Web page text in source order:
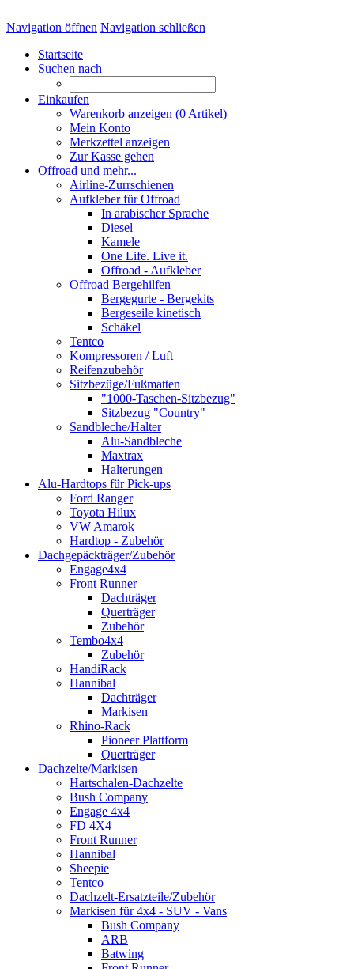
Navigation öffnen Navigation schließen
Startseite
Suchen nach
Einkaufen
Warenkorb anzeigen (0 Artikel)
Mein Konto
Merkzettel anzeigen
Zur Kasse gehen
Offroad und mehr...
Airline-Zurrschienen
Aufkleber für Offroad
In arabischer Sprache
Diesel
Kamele
One Life. Live it.
Offroad - Aufkleber
Offroad Bergehilfen
Bergegurte - Bergekits
Bergeseile kinetisch
Schäkel
Tentco
Kompressoren / Luft
Reifenzubehör
Sitzbezüge/Fußmatten
"1000-Taschen-Sitzbezug"
Sitzbezug "Country"
Sandbleche/Halter
Alu-Sandbleche
Maxtrax
Halterungen
Alu-Hardtops für Pick-ups
Ford Ranger
Toyota Hilux
VW Amarok
Hardtop - Zubehör
Dachgepäckträger/Zubehör
Engage4x4
Front Runner
Dachträger
Querträger
Zubehör
Tembo4x4
Zubehör
HandiRack
Hannibal
Dachträger
Markisen
Rhino-Rack
Pioneer Plattform
Querträger
Dachzelte/Markisen
Hartschalen-Dachzelte
Bush Company
Engage 4x4
FD 4X4
Front Runner
Hannibal
Sheepie
Tentco
Dachzelt-Ersatzteile/Zubehör
Markisen für 4x4 - SUV - Vans
Bush Company
ARB
Batwing